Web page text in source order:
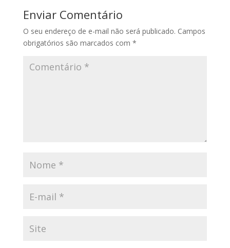
Enviar Comentário
O seu endereço de e-mail não será publicado. Campos
obrigatórios são marcados com *